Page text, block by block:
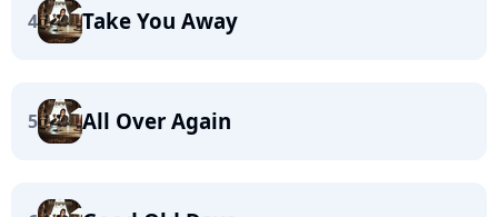
4 Take You Away
5 All Over Again